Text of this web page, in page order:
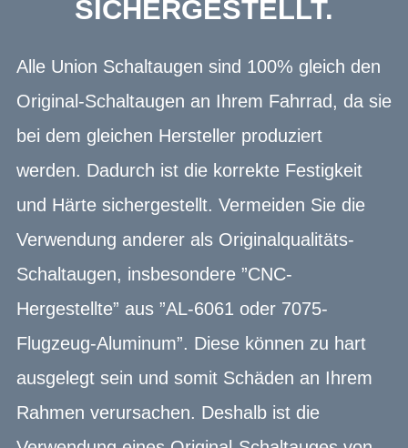
SICHERGESTELLT.
Alle Union Schaltaugen sind 100% gleich den
Original-Schaltaugen an Ihrem Fahrrad, da sie
bei dem gleichen Hersteller produziert
werden. Dadurch ist die korrekte Festigkeit
und Härte sichergestellt. Vermeiden Sie die
Verwendung anderer als Originalqualitäts-
Schaltaugen, insbesondere ”CNC-
Hergestellte” aus ”AL-6061 oder 7075-
Flugzeug-Aluminum”. Diese können zu hart
ausgelegt sein und somit Schäden an Ihrem
Rahmen verursachen. Deshalb ist die